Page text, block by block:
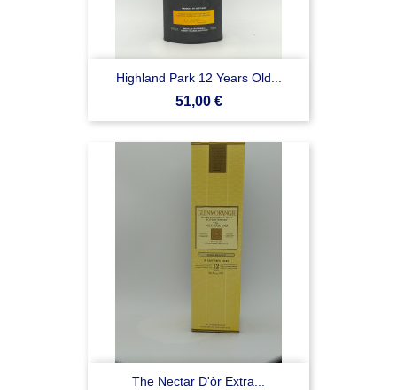
Highland Park 12 Years Old...
Prezzo
51,00 €
The Nectar D'òr Extra...